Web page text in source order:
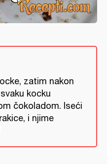
zatim nakon
kocku
čokoladom. Iseći
i njime